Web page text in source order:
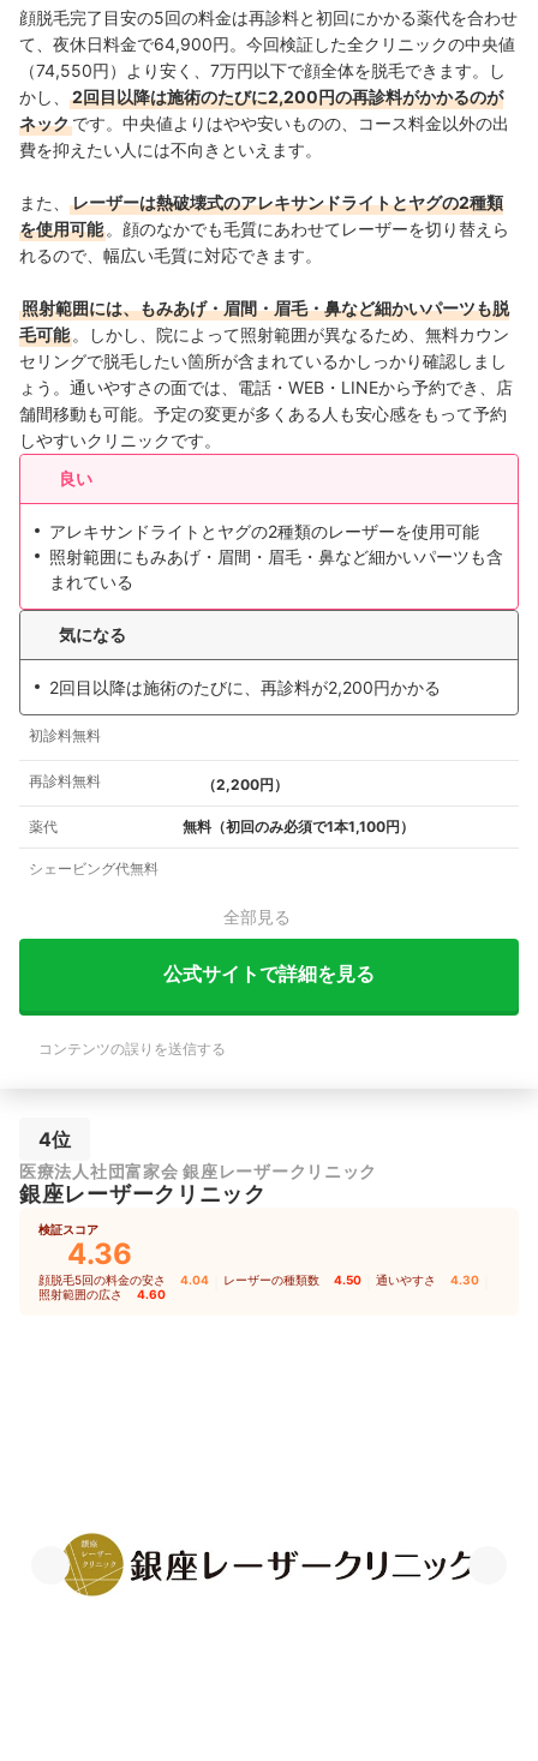
顔脱毛完了目安の5回の料金は再診料と初回にかかる薬代を合わせ
て、夜休日料金で64,900円。今回検証した全クリニックの中央値
（74,550円）より安く、7万円以下で顔全体を脱毛できます。し
かし、
2回目以降は施術のたびに2,200円の再診料がかかるのが
ネックです。中央値よりはやや安いものの、コース料金以外の出
費を抑えたい人には不向きといえます。
また、
レーザーは熱破壊式のアレキサンドライトとヤグの2種類
を使用可能 。顔のなかでも毛質にあわせてレーザーを切り替えら
れるので、幅広い毛質に対応できます。
照射範囲には、もみあげ・眉間・眉毛・鼻など細かいパーツも脱
毛可能 。しかし、院によって照射範囲が異なるため、無料カウン
セリングで脱毛したい箇所が含まれているかしっかり確認しまし
ょう。通いやすさの面では、 電話・WEB・LINEから予約でき、店
舗間移動も可能。予定の変更が多くある人も安心感をもって予約
しやすいクリニックです。
良い
アレキサンドライトとヤグの2種類のレーザーを使用可能
照射範囲にもみあげ・眉間・眉毛・鼻など細かいパーツも含
まれている
気になる
2回目以降は施術のたびに、再診料が2,200円かかる
初診料無料
再診料無料 （2,200円）
薬代 無料（初回のみ必須で1本1,100円）
シェービング代無料
全部見る
公式サイトで詳細を見る
コンテンツの誤りを送信する
4位
医療法人社団富家会 銀座レーザークリニック
銀座レーザークリニック
検証スコア
4.36
顔脱毛5回の料金の安さ 4.04 レーザーの種類数 4.50 通いやすさ 4.30
照射範囲の広さ 4.60